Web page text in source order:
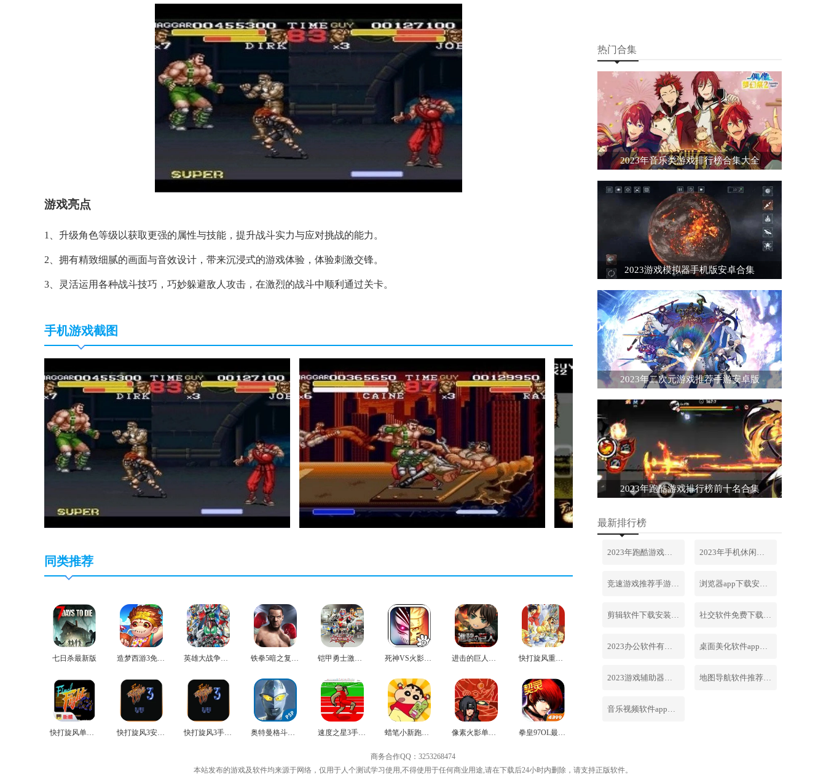
游戏亮点
1、升级角色等级以获取更强的属性与技能，提升战斗实力与应对挑战的能力。
2、拥有精致细腻的画面与音效设计，带来沉浸式的游戏体验，体验刺激交锋。
3、灵活运用各种战斗技巧，巧妙躲避敌人攻击，在激烈的战斗中顺利通过关卡。
手机游戏截图
同类推荐
七日杀最新版 造梦西游3免费版 英雄大战争极限安卓版 铁拳5暗之复苏中文版 铠甲勇士激斗传2最新版 死神VS火影绊无广告版 进击的巨人正版 快打旋风重制版
快打旋风单机版 快打旋风3安卓版 快打旋风3手机版 奥特曼格斗进化0最新版 速度之星3手机版 蜡笔小新跑酷手机版 像素火影单机版 拳皇97OL最新版
热门合集
2023年音乐类游戏排行榜合集大全
2023游戏模拟器手机版安卓合集
2023年二次元游戏推荐手游安卓版
2023年跑酷游戏排行榜前十名合集
最新排行榜
2023年跑酷游戏排行榜前十名合集 2023年手机休闲游戏排行榜前十名
竞速游戏推荐手游排行榜最新2023 浏览器app下载安装免费官网
剪辑软件下载安装免费手机版 社交软件免费下载安装大全最新
2023办公软件有哪些合集软件 桌面美化软件app下载安卓版
2023游戏辅助器软件大全免费 地图导航软件推荐下载安装手机版
音乐视频软件app下载安装免费
商务合作QQ：3253268474
本站发布的游戏及软件均来源于网络，仅用于人个测试学习使用,不得使用于任何商业用途,请在下载后24小时内删除，请支持正版软件。